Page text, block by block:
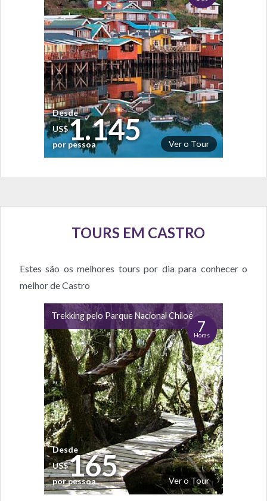
Ver o Tour
Desde
US$1.145
por pessoa
TOURS EM CASTRO
Estes são os melhores tours por dia para conhecer o
melhor de Castro
Trekking pelo Parque Nacional Chiloé
7
Horas
Ver o Tour
Desde
US$165
por pessoa